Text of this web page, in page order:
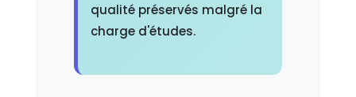
qualité préservés malgré la
charge d'études.